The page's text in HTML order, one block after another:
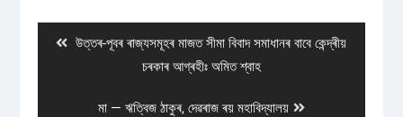
Previous
উত্তৰ-পূবৰ ৰাজ্যসমূহৰ মাজত সীমা বিবাদ সমাধানৰ বাবে কেন্দ্ৰীয়
চৰকাৰ আগ্ৰহীঃ অমিত শ্বাহ
Next
মা — ঋত্বিজ ঠাকুৰ, দেৱৰাজ ৰয় মহাবিদ্যালয়